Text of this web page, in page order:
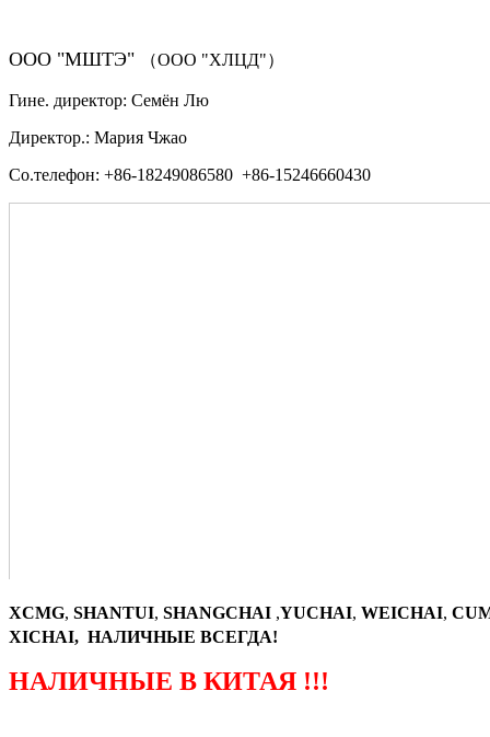
ООО "МШТЭ" （ООО "ХЛЦД"）
Гине. директор: Семён Лю
Директор.: Мария Чжао
Со.телефон: +86-18249086580 +86-15246660430
XCMG, SHANTUI, SHANGCHAI ,YUCHAI, WEICHAI,
XICHAI, НАЛИЧНЫЕ ВСЕГДА!
НАЛИЧНЫЕ В КИТАЯ !!!